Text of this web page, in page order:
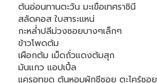
ต้นอ่อนทานตะวัน มะเขือเทศราชินี
สลัดคอส ใบสาระแหน่
กะหล่ำปลีม่วงซอยบางๆเล็กๆ
ข้าวโพดต้ม
เผือกต้ม เม็ดถั่วแดงต้มสุก
มันแกว แอปเปี้ล
แครอทขูด ต้นหอมผักชีซอย ตะไคร้ซอย